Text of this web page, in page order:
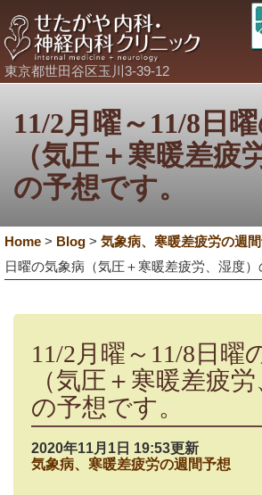
東京都世田谷区玉川3-39-12
11/2月曜～11/8日
（気圧＋寒暖差疲
の予想です。
Home > Blog > 気象病、寒暖差疲労の週
日曜の気象病（気圧＋寒暖差疲労、湿度）
11/2月曜～11/8日曜
（気圧＋寒暖差疲労
の予想です。
2020年11月1日 19:53更新
気象病、寒暖差疲労の週間予想